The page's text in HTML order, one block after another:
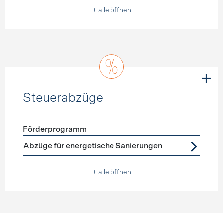
+ alle öffnen
Steuerabzüge
Förderprogramme Steuerabzüge
Förderprogramm
Abzüge für energetische Sanierungen
+ alle öffnen